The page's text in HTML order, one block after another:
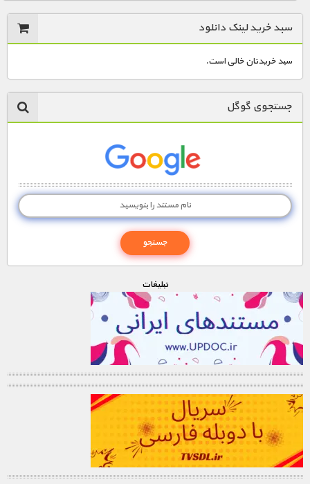
سبد خرید لینک دانلود
سبد خریدتان خالی است.
جستجوی گوگل
تبليغات